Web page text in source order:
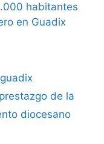
habitantes
en Guadix
guadix
de la
diocesano